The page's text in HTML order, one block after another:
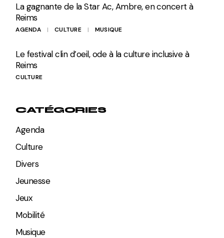
La gagnante de la Star Ac, Ambre, en concert à
Reims
AGENDA CULTURE MUSIQUE
Le festival clin d’oeil, ode à la culture inclusive à
Reims
CULTURE
CATÉGORIES
Agenda
Culture
Divers
Jeunesse
Jeux
Mobilité
Musique